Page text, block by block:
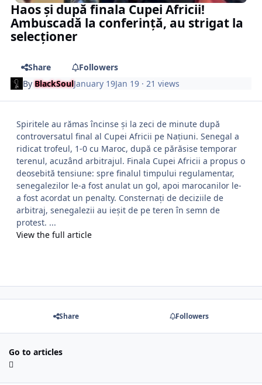
Haos și după finala Cupei Africii!
Ambuscadă la conferință, au strigat la
selecționer
Share
Followers
ByBlackSoulJanuary 19Jan 19 · 21 views
Spiritele au rămas încinse și la zeci de minute după
controversatul final al Cupei Africii pe Națiuni. Senegal a
ridicat trofeul, 1-0 cu Maroc, după ce părăsise temporar
terenul, acuzând arbitrajul. Finala Cupei Africii a propus o
deosebită tensiune: spre finalul timpului regulamentar,
senegalezilor le-a fost anulat un gol, apoi marocanilor le-
a fost acordat un penalty. Consternați de deciziile de
arbitraj, senegalezii au ieșit de pe teren în semn de
protest. ...
View the full article
Share Followers
Go to articles